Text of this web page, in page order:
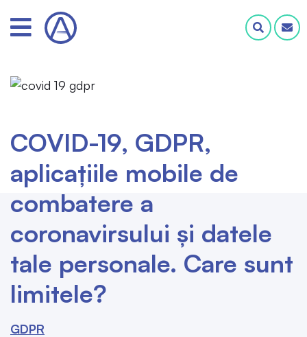
COVID-19, GDPR,
aplicațiile mobile de
combatere a
coronavirsului și datele
tale personale. Care sunt
limitele?
GDPR